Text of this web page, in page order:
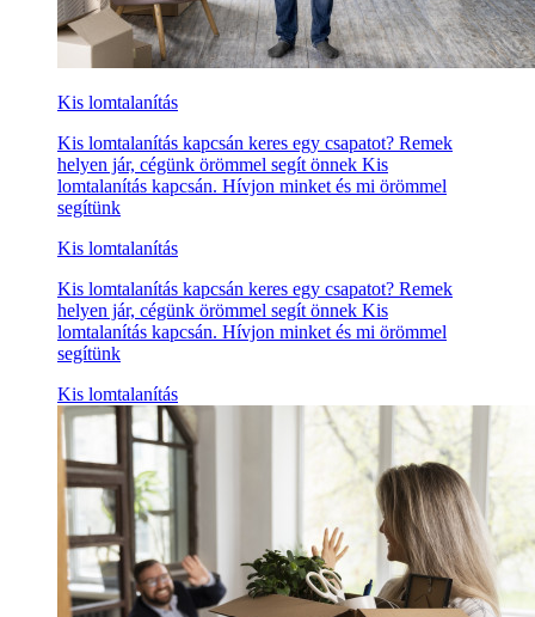
Kis lomtalanítás
Kis lomtalanítás kapcsán keres egy csapatot? Remek
helyen jár, cégünk örömmel segít önnek Kis
lomtalanítás kapcsán. Hívjon minket és mi örömmel
segítünk
Kis lomtalanítás
Kis lomtalanítás kapcsán keres egy csapatot? Remek
helyen jár, cégünk örömmel segít önnek Kis
lomtalanítás kapcsán. Hívjon minket és mi örömmel
segítünk
Kis lomtalanítás